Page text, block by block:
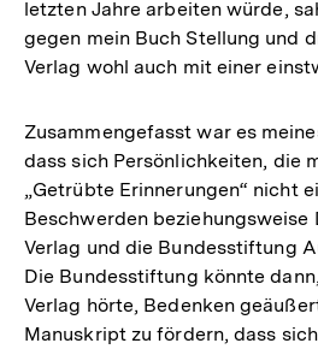
letzten Jahre arbeiten würde,
gegen mein Buch Stellung und
Verlag wohl auch mit einer
Zusammengefasst war es
dass sich Persönlichkeiten, die
„Getrübte Erinnerungen“ nicht
Beschwerden beziehungsweise
Verlag und die Bundesstiftung
Die Bundesstiftung könnte
Verlag hörte, Bedenken
Manuskript zu fördern, dass